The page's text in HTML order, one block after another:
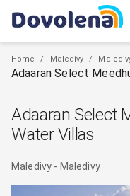
Home / Maledivy /
Adaaran Select
Adaaran Select
Water Villas
Maledivy - Maledivy